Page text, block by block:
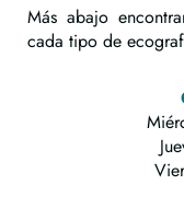
Más abajo
cada tipo de